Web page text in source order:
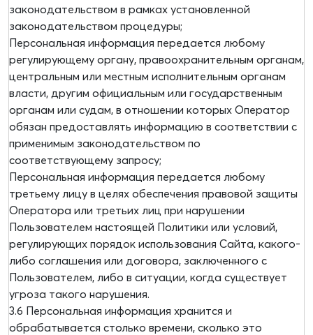
законодательством в рамках установленной
законодательством процедуры;
Персональная информация передается любому
регулирующему органу, правоохранительным органам,
центральным или местным исполнительным органам
власти, другим официальным или государственным
органам или судам, в отношении которых Оператор
обязан предоставлять информацию в соответствии с
применимым законодательством по
соответствующему запросу;
Персональная информация передается любому
третьему лицу в целях обеспечения правовой защиты
Оператора или третьих лиц при нарушении
Пользователем настоящей Политики или условий,
регулирующих порядок использования Сайта, какого-
либо соглашения или договора, заключенного с
Пользователем, либо в ситуации, когда существует
угроза такого нарушения.
3.6 Персональная информация хранится и
обрабатывается столько времени, сколько это